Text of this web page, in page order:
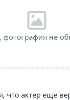
не
что актер еще